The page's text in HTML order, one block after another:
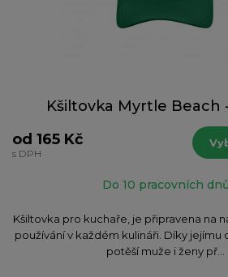
Kšiltovka Myrtle Beach
od 165 Kč
s DPH
Do 10 pracovních dnů
Kšiltovka pro kuchaře, je připravena na
používání v každém kulináři. Díky jejímu
potěší muže i ženy př...